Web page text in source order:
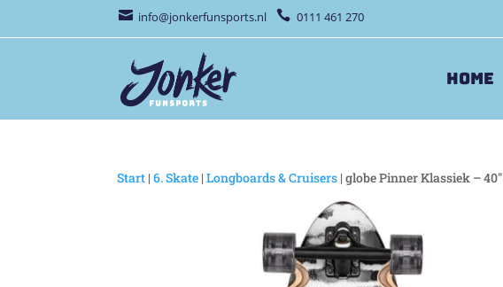
 info@jonkerfunsports.nl  0111 461 270
Home
Start | 6. Skate | Longboards & Cruisers | globe Pinner Klassiek – 40″